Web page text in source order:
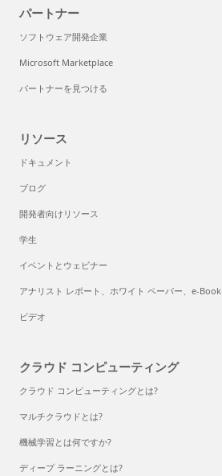
パートナー
ソフトウェア開発企業
Microsoft Marketplace
パートナーを見つける
リソース
ドキュメント
ブログ
開発者向けリソース
学生
イベントとウェビナー
アナリスト レポート、ホワイト ペーパー、e-Book
ビデオ
クラウド コンピューティング
クラウド コンピューティングとは?
マルチクラウドとは?
機械学習とは何ですか?
ディープ ラーニングとは?